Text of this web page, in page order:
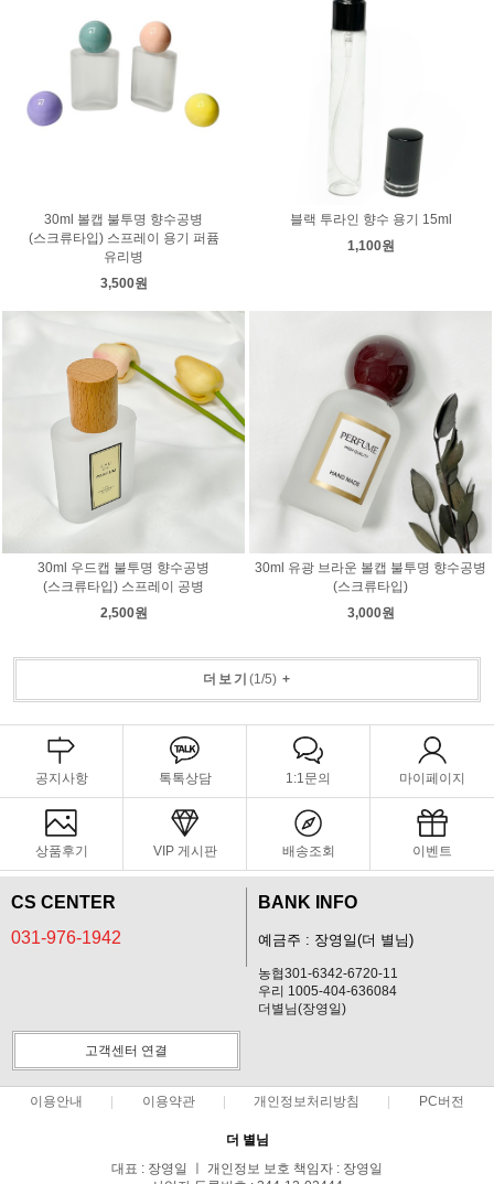
30ml 볼캡 불투명 향수공병
(스크류타입) 스프레이 용기 퍼퓸
유리병
3,500원
블랙 투라인 향수 용기 15ml
1,100원
30ml 우드캡 불투명 향수공병
(스크류타입) 스프레이 공병
2,500원
30ml 유광 브라운 볼캡 불투명 향수공병
(스크류타입)
3,000원
더보기 (1/5)+
공지사항 톡톡상담 1:1문의 마이페이지
상품후기 VIP 게시판 배송조회 이벤트
CS CENTER
031-976-1942
BANK INFO
예금주 : 장영일(더 별님)
농협301-6342-6720-11
우리 1005-404-636084
더별님(장영일)
고객센터 연결
이용안내 이용약관 개인정보처리방침 PC버전
더 별님
대표 : 장영일 ㅣ 개인정보 보호 책임자 : 장영일